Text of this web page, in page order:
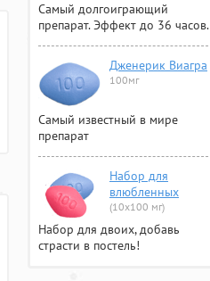
Самый долгоиграющий
препарат. Эффект до 36 часов.
Дженерик Виагра
100мг
Самый известный в мире
препарат
Набор для
влюбленных
(10х100 мг)
Набор для двоих, добавь
страсти в постель!